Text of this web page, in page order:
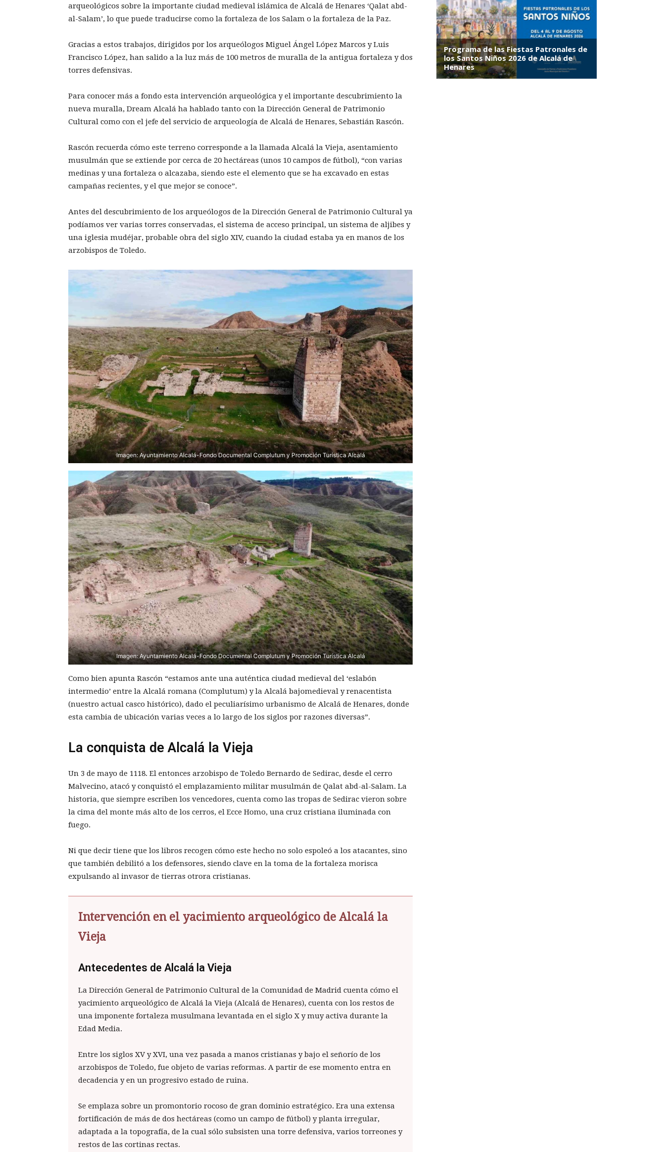
arqueológicos sobre la importante ciudad medieval islámica de Alcalá de Henares ‘Qalat abd-
al-Salam’, lo que puede traducirse como la fortaleza de los Salam o la fortaleza de la Paz.
Gracias a estos trabajos, dirigidos por los arqueólogos Miguel Ángel López Marcos y Luis
Francisco López, han salido a la luz más de 100 metros de muralla de la antigua fortaleza y dos
torres defensivas.
Para conocer más a fondo esta intervención arqueológica y el importante descubrimiento la
nueva muralla, Dream Alcalá ha hablado tanto con la Dirección General de Patrimonio
Cultural como con el jefe del servicio de arqueología de Alcalá de Henares, Sebastián Rascón.
Rascón recuerda cómo este terreno corresponde a la llamada Alcalá la Vieja, asentamiento
musulmán que se extiende por cerca de 20 hectáreas (unos 10 campos de fútbol), “con varias
medinas y una fortaleza o alcazaba, siendo este el elemento que se ha excavado en estas
campañas recientes, y el que mejor se conoce”.
Antes del descubrimiento de los arqueólogos de la Dirección General de Patrimonio Cultural ya
podíamos ver varias torres conservadas, el sistema de acceso principal, un sistema de aljibes y
una iglesia mudéjar, probable obra del siglo XIV, cuando la ciudad estaba ya en manos de los
arzobispos de Toledo.
Imagen: Ayuntamiento Alcalá-Fondo Documental Complutum y Promoción Turística Alcalá
Imagen: Ayuntamiento Alcalá-Fondo Documental Complutum y Promoción Turística Alcalá
Como bien apunta Rascón “estamos ante una auténtica ciudad medieval del ‘eslabón
intermedio’ entre la Alcalá romana (Complutum) y la Alcalá bajomedieval y renacentista
(nuestro actual casco histórico), dado el peculiarísimo urbanismo de Alcalá de Henares, donde
esta cambia de ubicación varias veces a lo largo de los siglos por razones diversas”.
La conquista de Alcalá la Vieja
Un 3 de mayo de 1118. El entonces arzobispo de Toledo Bernardo de Sedirac, desde el cerro
Malvecino, atacó y conquistó el emplazamiento militar musulmán de Qalat abd-al-Salam. La
historia, que siempre escriben los vencedores, cuenta como las tropas de Sedirac vieron sobre
la cima del monte más alto de los cerros, el Ecce Homo, una cruz cristiana iluminada con
fuego.
Ni que decir tiene que los libros recogen cómo este hecho no solo espoleó a los atacantes, sino
que también debilitó a los defensores, siendo clave en la toma de la fortaleza morisca
expulsando al invasor de tierras otrora cristianas.
Intervención en el yacimiento arqueológico de Alcalá la
Vieja
Antecedentes de Alcalá la Vieja
La Dirección General de Patrimonio Cultural de la Comunidad de Madrid cuenta cómo el
yacimiento arqueológico de Alcalá la Vieja (Alcalá de Henares), cuenta con los restos de
una imponente fortaleza musulmana levantada en el siglo X y muy activa durante la
Edad Media.
Entre los siglos XV y XVI, una vez pasada a manos cristianas y bajo el señorío de los
arzobispos de Toledo, fue objeto de varias reformas. A partir de ese momento entra en
decadencia y en un progresivo estado de ruina.
Se emplaza sobre un promontorio rocoso de gran dominio estratégico. Era una extensa
fortificación de más de dos hectáreas (como un campo de fútbol) y planta irregular,
adaptada a la topografía, de la cual sólo subsisten una torre defensiva, varios torreones y
restos de las cortinas rectas.